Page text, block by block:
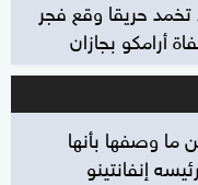
تخمد حريقا وقع فجر
أرامكو بجازان
ما وصفها بأنها
إنفانتينو